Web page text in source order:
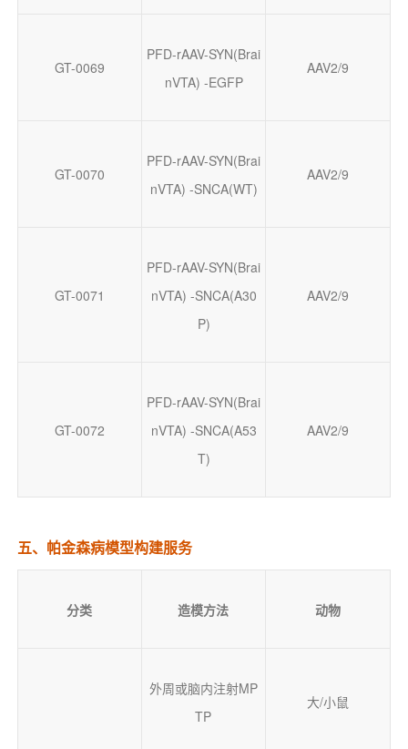
GT-0069
PFD-rAAV-SYN(Brai
nVTA) -EGFP
AAV2/9
GT-0070
PFD-rAAV-SYN(Brai
nVTA) -SNCA(WT)
AAV2/9
GT-0071
PFD-rAAV-SYN(Brai
nVTA) -SNCA(A30
P)
AAV2/9
GT-0072
PFD-rAAV-SYN(Brai
nVTA) -SNCA(A53
T)
AAV2/9
五、帕金森病模型构建服务
分类 造模方法 动物
外周或脑内注射MP
TP
大/小鼠